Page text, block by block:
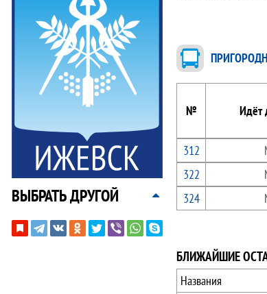
№ Идёт
312
322
324
БЛИЖАЙШИЕ
Названия
ВЫБРАТЬ ДРУГОЙ